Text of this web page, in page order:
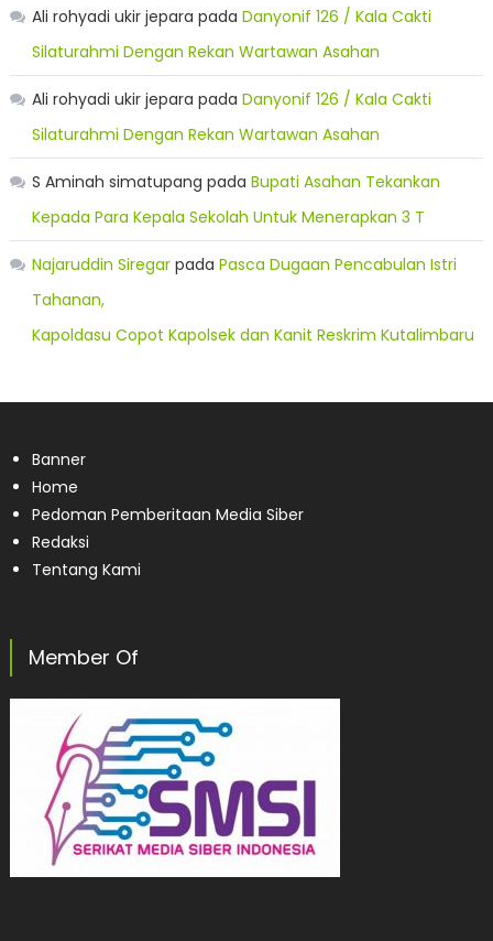
Ali rohyadi ukir jepara pada Danyonif 126 / Kala Cakti
Silaturahmi Dengan Rekan Wartawan Asahan
Ali rohyadi ukir jepara pada Danyonif 126 / Kala Cakti
Silaturahmi Dengan Rekan Wartawan Asahan
S Aminah simatupang pada Bupati Asahan Tekankan
Kepada Para Kepala Sekolah Untuk Menerapkan 3 T
Najaruddin Siregarpada Pasca Dugaan Pencabulan Istri
Tahanan,
Kapoldasu Copot Kapolsek dan Kanit Reskrim Kutalimbaru
Banner
Home
Pedoman Pemberitaan Media Siber
Redaksi
Tentang Kami
Member Of